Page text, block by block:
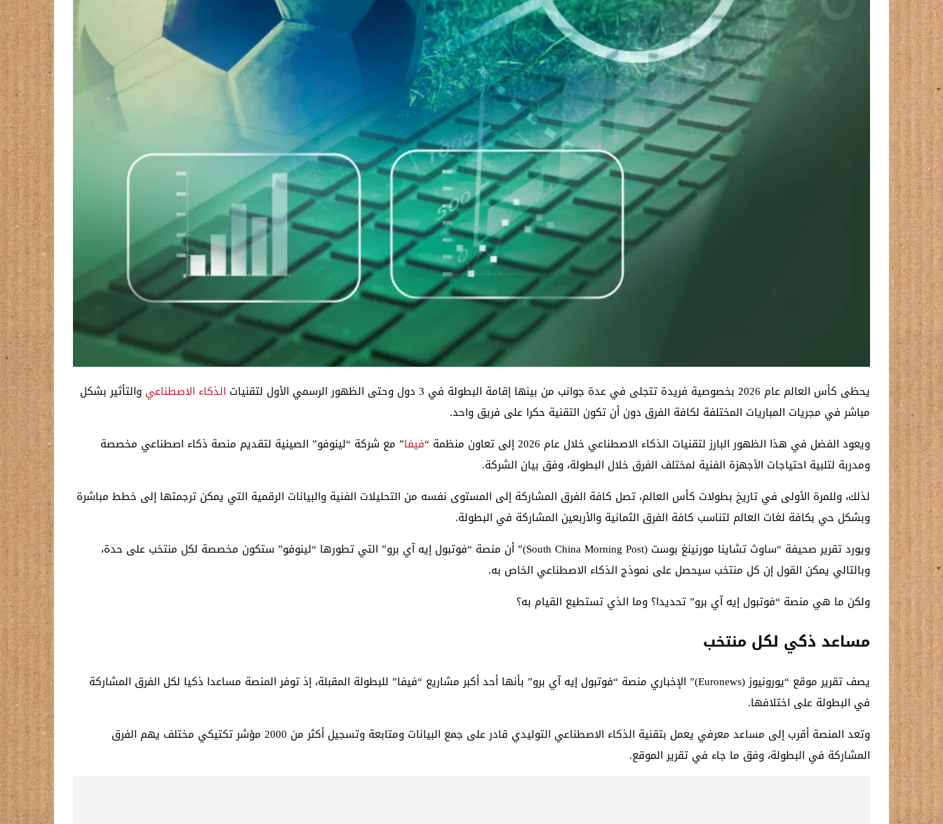
يحظى كأس العالم عام 2026 بخصوصية فريدة تتجلى في عدة جوانب من بينها إقامة البطولة في 3 دول وحتى الظهور الرسمي الأول لتقنيات الذكاء الاصطناعي والتأثير بشكل
مباشر في مجريات المباريات المختلفة لكافة الفرق دون أن تكون التقنية حكرا على فريق واحد.
ويعود الفضل في هذا الظهور البارز لتقنيات الذكاء الاصطناعي خلال عام 2026 إلى تعاون منظمة “
فيفا” مع شركة “لينوفو” الصينية لتقديم منصة ذكاء اصطناعي مخصصة
ومدربة لتلبية احتياجات الأجهزة الفنية لمختلف الفرق خلال البطولة، وفق بيان الشركة.
لذلك، وللمرة الأولى في تاريخ بطولات كأس العالم، تصل كافة الفرق المشاركة إلى المستوى نفسه من التحليلات الفنية والبيانات الرقمية التي يمكن ترجمتها إلى خطط مباشرة
وبشكل حي بكافة لغات العالم لتناسب كافة الفرق الثمانية والأربعين المشاركة في البطولة.
ويورد تقرير صحيفة “ساوث تشاينا مورنينغ بوست (South China Morning Post)” أن منصة “فوتبول إيه آي برو” التي تطورها “لينوفو” ستكون مخصصة لكل منتخب على حدة،
وبالتالي يمكن القول إن كل منتخب سيحصل على نموذج الذكاء الاصطناعي الخاص به.
ولكن ما هي منصة “فوتبول إيه آي برو” تحديدا؟ وما الذي تستطيع القيام به؟
مساعد ذكي لكل منتخب
يصف تقرير موقع “يورونيوز (Euronews)” الإخباري منصة “فوتبول إيه آي برو” بأنها أحد أكبر مشاريع “فيفا” للبطولة المقبلة، إذ توفر المنصة مساعدا ذكيا لكل الفرق المشاركة
في البطولة على اختلافها.
وتعد المنصة أقرب إلى مساعد معرفي يعمل بتقنية الذكاء الاصطناعي التوليدي قادر على جمع البيانات ومتابعة وتسجيل أكثر من 2000 مؤشر تكتيكي مختلف يهم الفرق
المشاركة في البطولة، وفق ما جاء في تقرير الموقع.